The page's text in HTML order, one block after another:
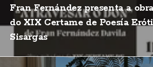
Fran Fernández presenta a
do XIX Certame de Poesía
Sisargas